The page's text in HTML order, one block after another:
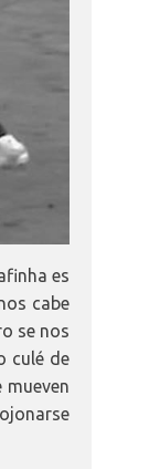
es
cabe
se nos
culé de
mueven